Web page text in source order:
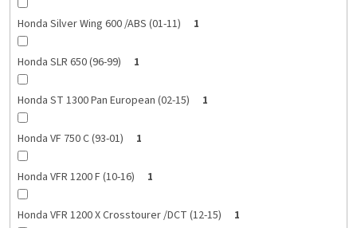
Honda Silver Wing 600 /ABS (01-11) 1
Honda SLR 650 (96-99) 1
Honda ST 1300 Pan European (02-15) 1
Honda VF 750 C (93-01) 1
Honda VFR 1200 F (10-16) 1
Honda VFR 1200 X Crosstourer /DCT (12-15) 1